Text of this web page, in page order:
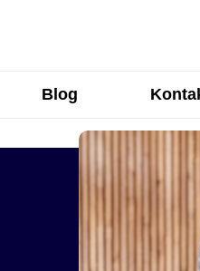
Blog